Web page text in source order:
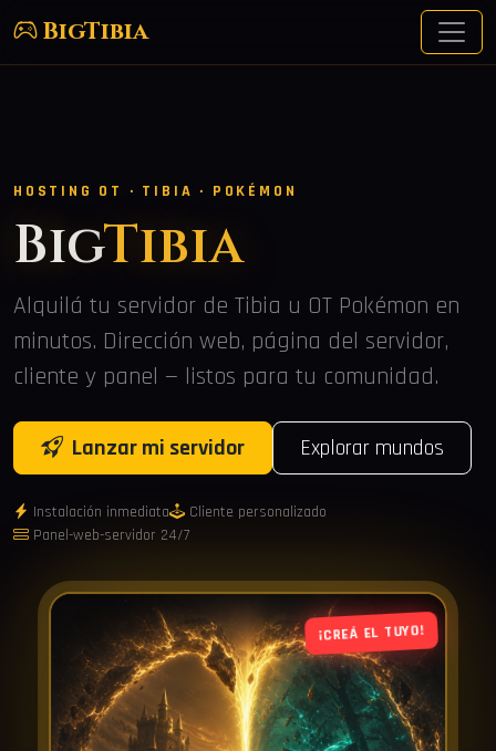
BigTibia
HOSTING OT · TIBIA · POKÉMON
BigTibia
Alquilá tu servidor de Tibia u OT Pokémon en
minutos. Dirección web, página del servidor,
cliente y panel — listos para tu comunidad.
Lanzar mi servidor Explorar mundos
Instalación inmediata
Cliente personalizado
Panel-web-servidor 24/7
¡CREÁ EL TUYO!